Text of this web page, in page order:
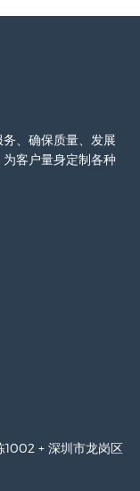
、确保质量、发展
客户量身定制各种
1002 + 深圳市龙岗区